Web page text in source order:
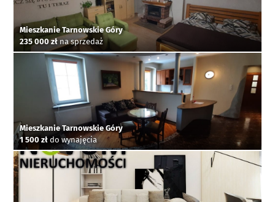
Mieszkanie Tarnowskie Góry
235 000 złna sprzedaż
Mieszkanie Tarnowskie Góry
1 500 zł do wynajęcia